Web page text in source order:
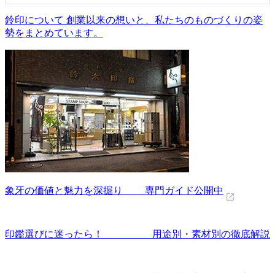
鈴印について 創業以来の想いと、私たちのものづくりの姿
勢をまとめています。
象牙の価値と魅力を深掘り 専門ガイド公開中
印鑑選びに迷ったら！ 用途別・素材別の徹底解説